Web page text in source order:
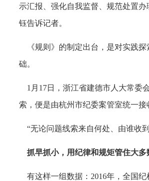
示汇报、强化自我监督、规范处置
钰告诉记者。
《规则》的制定出台，是对实践探
础。
1月17日，浙江省建德市人大常委
索，便是由杭州市纪委案管室统一
“无论问题线索来自何处、由谁收
抓早抓小，用纪律和规矩管住大多
有这样一组数据：2016年，全国纪